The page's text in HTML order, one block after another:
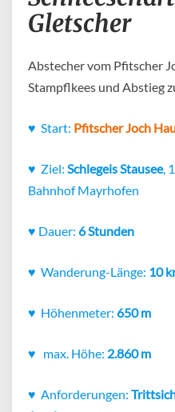
Gletscher
Abstecher vom Pfitscher
Stampflkees und Abstieg
♥ Start: Pfitscher Joch
♥ Ziel: Schlegeis Stausee,
Bahnhof Mayrhofen
♥ Dauer: 6 Stunden
♥ Wanderung-Länge: 10
♥ Höhenmeter: 650 m
♥ max. Höhe: 2.860 m
♥ Anforderungen: